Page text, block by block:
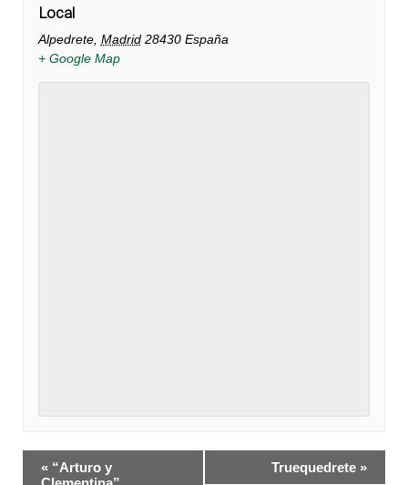
Local
Alpedrete, Madrid 28430 España
+ Google Map
Navegación
« “Arturo y
Truequedrete »